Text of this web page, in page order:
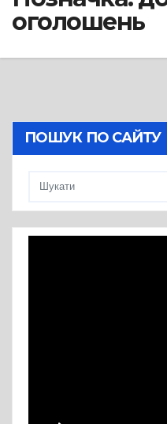
оголошень
ПОШУК ПО САЙТУ